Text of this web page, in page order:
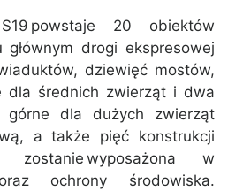
powstaje 20 obiektów
drogi ekspresowej
dziewięć mostów,
dla średnich zwierząt i dwa
górne dla dużych zwierząt
a także pięć konstrukcji
zostanie wyposażona w
ochrony środowiska.